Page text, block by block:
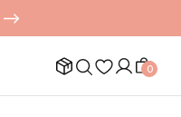
0